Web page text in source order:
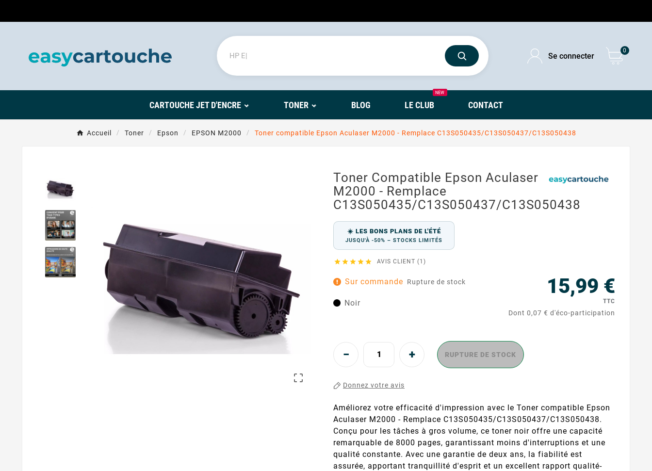
Se connecter
0
CARTOUCHE JET D'ENCRE TONER BLOG LE CLUB
NEW
CONTACT
Accueil Toner Epson EPSON M2000 Toner compatible Epson Aculaser M2000 - Remplace C13S050435/C13S050437/C13S050438

Toner Compatible Epson Aculaser
M2000 - Remplace
C13S050435/C13S050437/C13S050438
☀️ LES BONS PLANS DE L'ÉTÉ
JUSQU'À -50% – STOCKS LIMITÉS
     AVIS CLIENT (1)
15,99 €
TTC
Dont 0,07 € d'éco-participation
Sur commande Rupture de stock
Noir
RUPTURE DE STOCK
Donnez votre avis
Améliorez votre efficacité d'impression avec le Toner compatible Epson
Aculaser M2000 - Remplace C13S050435/C13S050437/C13S050438.
Conçu pour les tâches à gros volume, ce toner noir offre une capacité
remarquable de 8000 pages, garantissant moins d'interruptions et une
qualité constante. Avec une garantie de deux ans, la fiabilité est
assurée, apportant tranquillité d'esprit et un excellent rapport qualité-